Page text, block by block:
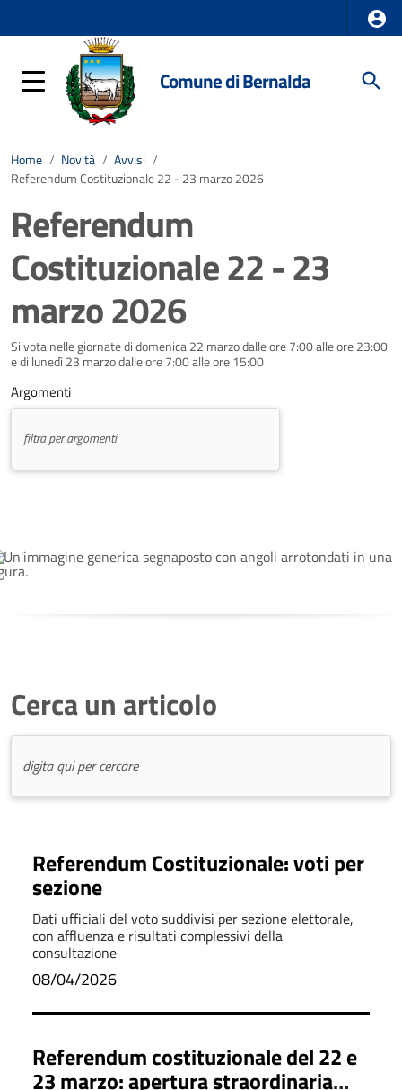
Comune di Bernalda
Home / Novità / Avvisi /
Referendum Costituzionale 22 - 23 marzo 2026
Referendum
Costituzionale 22 - 23
marzo 2026
Si vota nelle giornate di domenica 22 marzo dalle ore 7:00 alle ore 23:00
e di lunedì 23 marzo dalle ore 7:00 alle ore 15:00
Argomenti
Cerca un articolo
Referendum Costituzionale: voti per
sezione
Dati ufficiali del voto suddivisi per sezione elettorale,
con affluenza e risultati complessivi della
consultazione
08/04/2026
Referendum costituzionale del 22 e
23 marzo: apertura straordinaria